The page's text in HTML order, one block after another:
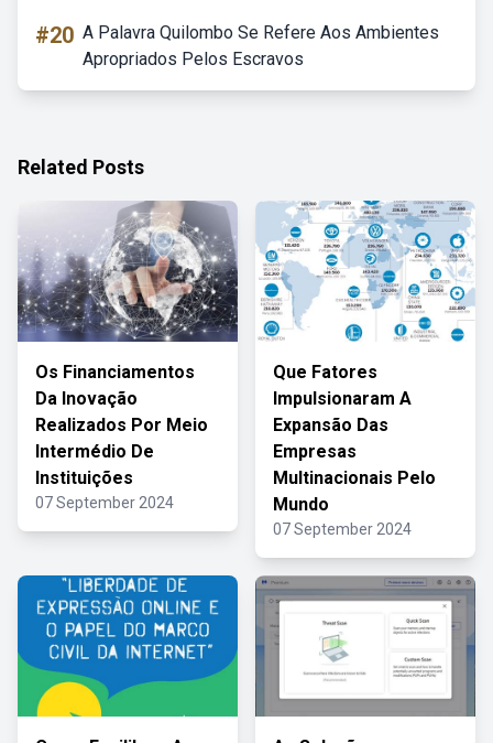
#20 A Palavra Quilombo Se Refere Aos Ambientes
Apropriados Pelos Escravos
Related Posts
Os Financiamentos
Da Inovação
Realizados Por Meio
Intermédio De
Instituições
07 September 2024
Que Fatores
Impulsionaram A
Expansão Das
Empresas
Multinacionais Pelo
Mundo
07 September 2024